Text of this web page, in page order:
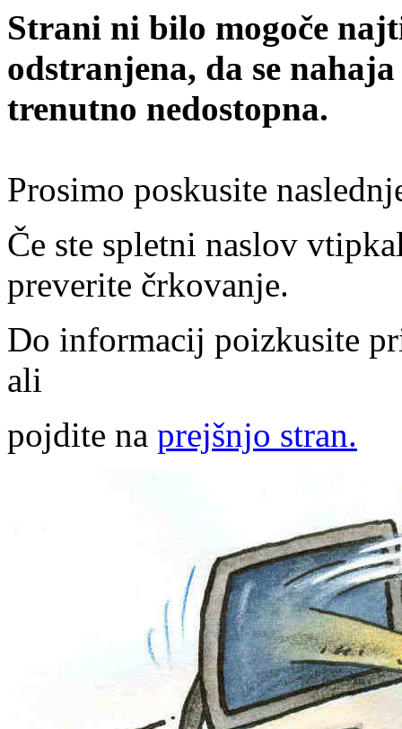
Strani ni bilo mogoče
odstranjena, da se
trenutno nedostopna.
Prosimo poskusite
Če ste spletni naslov
preverite črkovanje.
Do informacij poizkusite
ali
pojdite na prejšnjo stran.